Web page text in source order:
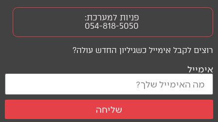
רוצים לקבל אימייל כשגיליון החדש עולה?
אימייל
שליחה
פניות למערכת:
054-818-5050